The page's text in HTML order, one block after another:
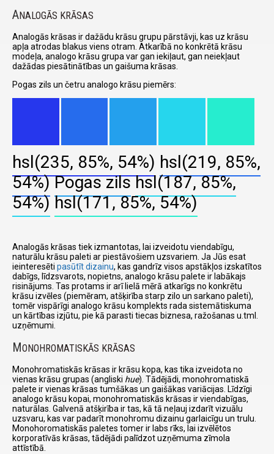
ANALOGĀS KRĀSAS
Analogās krāsas ir dažādu krāsu grupu pārstāvji, kas uz krāsu
apļa atrodas blakus viens otram. Atkarībā no konkrētā krāsu
modeļa, analogo krāsu grupa var gan iekiļaut, gan neiekļaut
dažādas piesātinātības un gaišuma krāsas.
Pogas zils un četru analogo krāsu piemērs:
hsl(235, 85%, 54%) hsl(219, 85%,
54%) Pogas zils hsl(187, 85%,
54%) hsl(171, 85%, 54%)
Analogās krāsas tiek izmantotas, lai izveidotu viendabīgu,
naturālu krāsu paleti ar piestāvošiem uzsvariem. Ja Jūs esat
ieinteresēti pasūtīt dizainu, kas gandrīz visos apstākļos izskatītos
dabīgs, līdzsvarots, nopietns, analogo krāsu palete ir labākajs
risinājums. Tas protams ir arī lielā mērā atkarīgs no konkrētu
krāsu izvēles (piemēram, atšķirība starp zilo un sarkano paleti),
tomēr vispārīgi analogo krāsu komplekts rada sistemātiskuma
un kārtības izjūtu, pie kā parasti tiecas biznesa, ražošanas u.tml.
uzņēmumi.
MONOHROMATISKĀS KRĀSAS
Monohromatiskās krāsas ir krāsu kopa, kas tika izveidota no
vienas krāsu grupas (angliski hue). Tādējādi, monohromatiskā
palete ir vienas krāsas tumšākas un gaišākas variācijas. Līdzīgi
analogo krāsu kopai, monohromatiskās krāsas ir viendabīgas,
naturālas. Galvenā atšķirība ir tas, kā tā neļauj izdarīt vizuālu
uzsvaru, kas var padarīt monohromu dizainu garlaicīgu un trulu.
Monohoromatiskās paletes tomer ir labs rīks, lai izvēlētos
korporatīvās krāsas, tādējādi palīdzot uzņēmuma zīmola
attīstībā.